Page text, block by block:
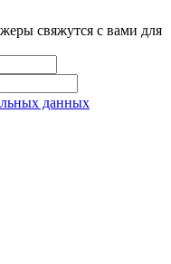
свяжутся с вами для
данных